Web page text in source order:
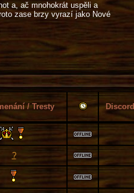
a, ač mnohokrát uspěli a
zase brzy vyrazí jako Nové
/ Tresty Discord
?